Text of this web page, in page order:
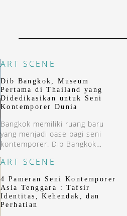
ART SCENE
Dib Bangkok, Museum
Pertama di Thailand yang
Didedikasikan untuk Seni
Kontemporer Dunia
Bangkok memiliki ruang baru
yang menjadi oase bagi seni
kontemporer. Dib Bangkok
kontemporer dunia pertama di
Thailand.
ART SCENE
4 Pameran Seni Kontemporer
Asia Tenggara : Tafsir
Identitas, Kehendak, dan
Perhatian